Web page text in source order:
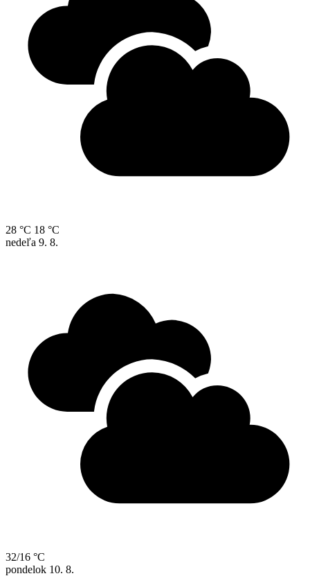
28 °C 18 °C
nedeľa 9. 8.
32/16 °C
pondelok 10. 8.